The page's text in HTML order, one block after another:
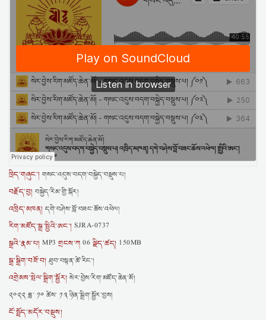
ཁྲིད་གཞུང་། གསང་འདུས་བདག་བསྐྱེད་བསྡུས་པ།
བརྗོད་བྱ། བསྐྱེད་རིམ་གྱི་སྐོར།
འཁྲིད་མཁན། དགེ་བཤེས་བློ་བཟང་ཆོས་འཕེལ།
རིག་མཛོད་སྒྲ་སྤྱིའི་ཨང་། SJRA-0737
སྒྲའི་རྣམ་པ། MP3གྲངས་ཀ 06 ལྗིད་ཚད། 150MB
སྒྲ་སྒྲིག་བཟོ་བ། ཐུབ་བསྟན་ཚེ་རིང་།
འགྲེམས་སྤེལ་སྒྲིག་སྦྱོར། སེར་བྱེས་རིག་མཛོད་ཆེན་མོ།
༢༠༢༢ ཟླ་ ༡༠ ཚེས་ ༡༣ ཉིན་སྒྲིག་སྦྱོར་བྱས།
ངོ་སྤྲོད་མདོར་བསྡུས།